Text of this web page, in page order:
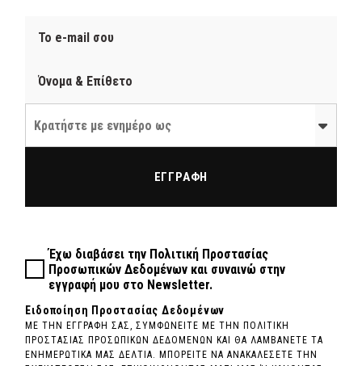
Κρατήστε με ενημέρο ως
Έχω διαβάσει την Πολιτική Προστασίας
Προσωπικών Δεδομένων και συναινώ στην
εγγραφή μου στο Newsletter.
ΕΓΓΡΑΦΗ
Ειδοποίηση Προστασίας Δεδομένων
ΜΕ ΤΗΝ ΕΓΓΡΑΦΗ ΣΑΣ, ΣΥΜΦΩΝΕΙΤΕ ΜΕ ΤΗΝ ΠΟΛΙΤΙΚΗ
ΠΡΟΣΤΑΣΙΑΣ ΠΡΟΣΩΠΙΚΩΝ ΔΕΔΟΜΕΝΩΝ ΚΑΙ ΘΑ ΛΑΜΒΑΝΕΤΕ ΤΑ
ΕΝΗΜΕΡΩΤΙΚΑ ΜΑΣ ΔΕΛΤΙΑ. ΜΠΟΡΕΙΤΕ ΝΑ ΑΝΑΚΑΛΕΣΕΤΕ ΤΗΝ